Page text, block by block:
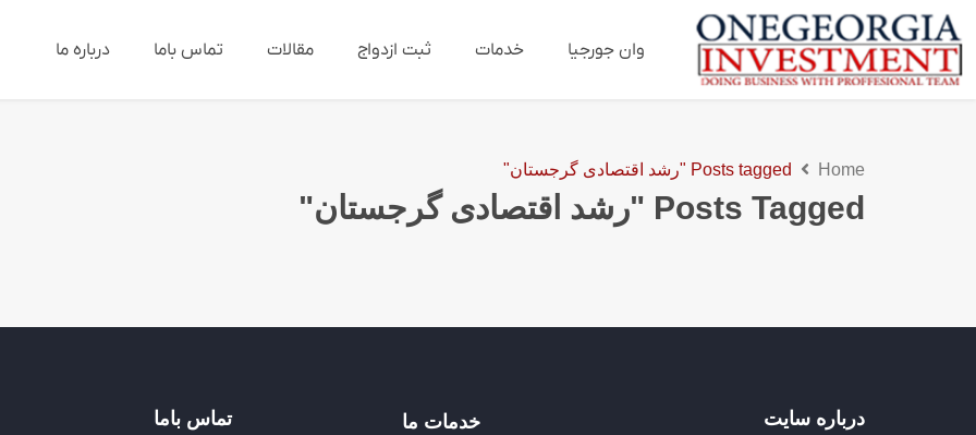
وان جورجیا خدمات ثبت ازدواج مقالات تماس باما درباره ما
Home Posts tagged "رشد اقتصادی گرجستان"
Posts Tagged "رشد اقتصادی گرجستان"
درباره سایت خدمات ما تماس باما